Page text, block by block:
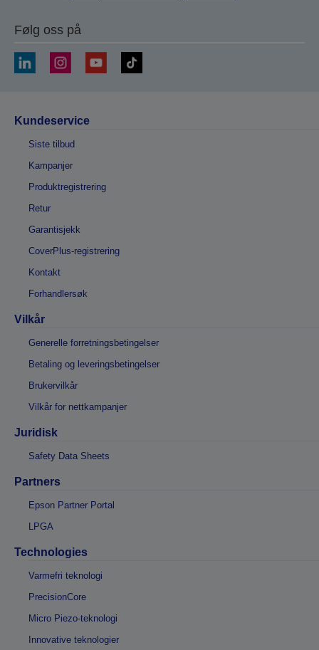
Følg oss på
Kundeservice
Siste tilbud
Kampanjer
Produktregistrering
Retur
Garantisjekk
CoverPlus-registrering
Kontakt
Forhandlersøk
Vilkår
Generelle forretningsbetingelser
Betaling og leveringsbetingelser
Brukervilkår
Vilkår for nettkampanjer
Juridisk
Safety Data Sheets
Partners
Epson Partner Portal
LPGA
Technologies
Varmefri teknologi
PrecisionCore
Micro Piezo-teknologi
Innovative teknologier